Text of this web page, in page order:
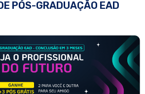
PÓS-GRADUAÇÃO EAD